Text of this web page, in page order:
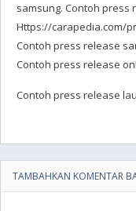
samsung. Contoh
Https://carapedia.com/
Contoh press release
Contoh press release
Contoh press release
TAMBAHKAN KOMENTAR